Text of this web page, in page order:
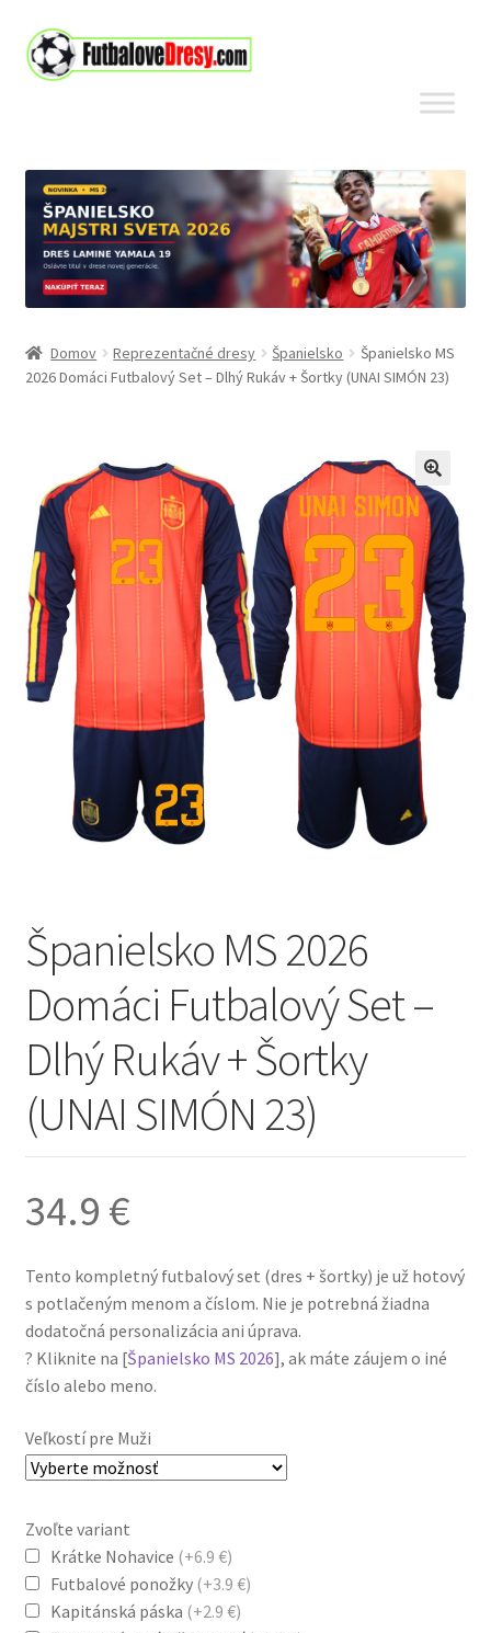
Preskočiť
na
Preskočiť
na
Domov Reprezentačné dresy Španielsko
Španielsko MS
2026 Domáci Futbalový Set – Dlhý Rukáv + Šortky (UNAI SIMÓN 23)
🔍
Španielsko MS 2026
Domáci Futbalový Set –
Dlhý Rukáv + Šortky
(UNAI SIMÓN 23)
34.9 €
Tento kompletný futbalový set (dres + šortky) je už hotový
s potlačeným menom a číslom. Nie je potrebná žiadna
dodatočná personalizácia ani úprava.
? Kliknite na [Španielsko MS 2026], ak máte záujem o iné
číslo alebo meno.
Veľkostí pre Muži
Zvoľte variant
Krátke Nohavice (+6.9 €)
Futbalové ponožky (+3.9 €)
Kapitánská páska (+2.9 €)